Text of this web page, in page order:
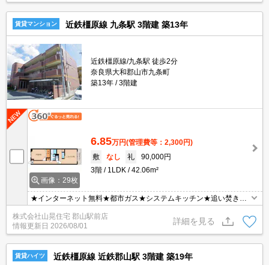
設置済☆
賃貸マンション 近鉄橿原線 九条駅 3階建 築13年
近鉄橿原線/九条駅 徒歩2分
奈良県大和郡山市九条町
築13年
3階建
画像：29枚
6.85万円(管理費等：2,300円)
敷
なし 礼
90,000円
3階
1LDK 42.06m²
★インターネット無料★都市ガス★システムキッチン★追い焚き★
オートロックで安心・安全★近鉄九条駅から徒歩２分の駅近・都市
ガス仕様マンションの最上階！！南向きで、日当たりも良好です♪対
面式キッチン、追い焚き・浴室乾燥機付きバス、エアコンなど室内
設備も万全です☆
株式会社山晃住宅 郡山駅前店
情報更新日 2026/08/01
詳細を見る
賃貸ハイツ 近鉄橿原線 近鉄郡山駅 3階建 築19年